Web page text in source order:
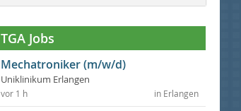
TGA Jobs
Mechatroniker (m/w/d)
Uniklinikum Erlangen
in Erlangen
vor 1 h